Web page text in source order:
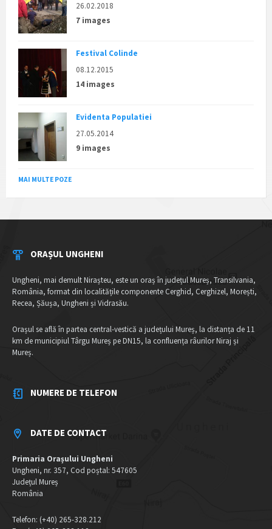
26.02.2018
7 images
Festival Colinde
08.12.2015
14 images
Evidenta Populatiei
27.05.2014
9 images
MAI MULTE POZE
ORAȘUL UNGHENI
Ungheni, mai demult Nirașteu, este un oraș în județul Mureș, Transilvania,
România, format din localitățile componente Cerghid, Cerghizel, Morești,
Recea, Șăușa, Ungheni și Vidrasău.
Orașul se află în partea central-vestică a județului Mureș, la distanța de 11
km de municipiul Târgu Mureș pe DN15, la confluența râurilor Niraj și
Mureș.
NUMERE DE TELEFON
DATE DE CONTACT
Primaria Orașului Ungheni
Ungheni, nr. 357, Cod poștal: 547605
Județul Mureș
România
Telefon: (+40) 265-328.212